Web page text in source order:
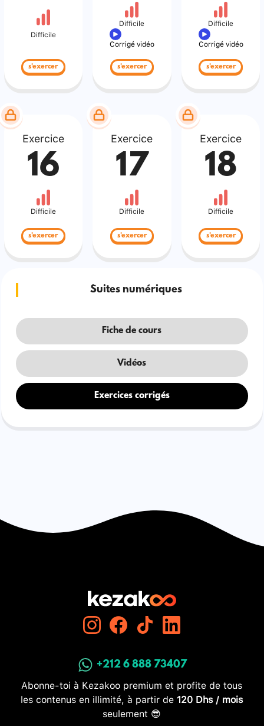
Difficile
s'exercer
Difficile
Corrigé vidéo
s'exercer
Difficile
Corrigé vidéo
s'exercer
Exercice
16
Difficile
s'exercer
Exercice
17
Difficile
s'exercer
Exercice
18
Difficile
s'exercer
Suites numériques
Fiche de cours
Vidéos
Exercices corrigés
+212 6 888 73407
Abonne-toi à Kezakoo premium et profite de tous
les contenus en illimité, à partir de 120 Dhs / mois
seulement 😎